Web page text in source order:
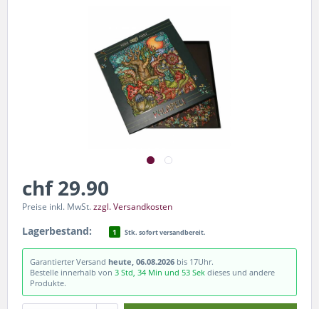
chf 29.90
Preise inkl. MwSt.zzgl. Versandkosten
Lagerbestand: 1 Stk. sofort versandbereit.
Garantierter Versand heute, 06.08.2026 bis 17Uhr.
Bestelle innerhalb von 3 Std, 34 Min und 52 Sek dieses und andere
Produkte.